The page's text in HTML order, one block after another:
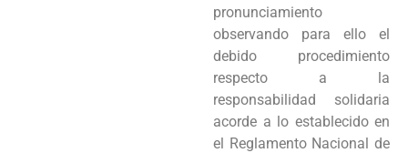
pronunciamiento
observando para ello el
debido procedimiento
respecto a la
responsabilidad solidaria
acorde a lo establecido en
el Reglamento Nacional de